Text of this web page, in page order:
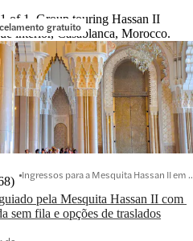
gratuito
of 1, Group touring Hassan II
interior, Casablanca, Morocco.
pela Mesquita Hassan II com
sem fila e opções de traslados
) Ingressos para a